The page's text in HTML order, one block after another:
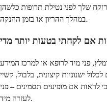
שלך לפני נטילת תרופות כלשהן
במהלך ההריון או בזמן ההנקה.
פני מיד לרופא או למרכז המידע
ישנוניות קיצונית, בלבול, קשיי
לראות אם מופיעים תסמינים – פני
לעזרה מיד.